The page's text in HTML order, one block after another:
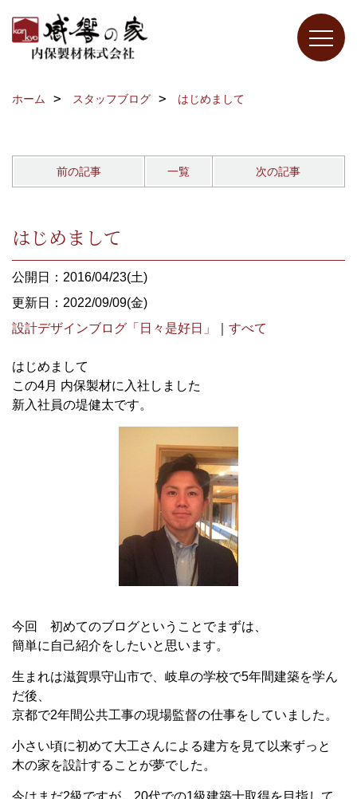
ホーム スタッフブログ はじめまして
前の記事 一覧 次の記事
はじめまして
公開日：2016/04/23(土)
更新日：2022/09/09(金)
設計デザインブログ「日々是好日」
すべて
はじめまして
この4月 内保製材に入社しました
新入社員の堤健太です。
今回 初めてのブログということでまずは、
簡単に自己紹介をしたいと思います。
生まれは滋賀県守山市で、岐阜の学校で5年間建築を学ん
だ後、
京都で2年間公共工事の現場監督の仕事をしていました。
小さい頃に初めて大工さんによる建方を見て以来ずっと
木の家を設計することが夢でした。
今はまだ2級ですが、20代での1級建築士取得を目指して